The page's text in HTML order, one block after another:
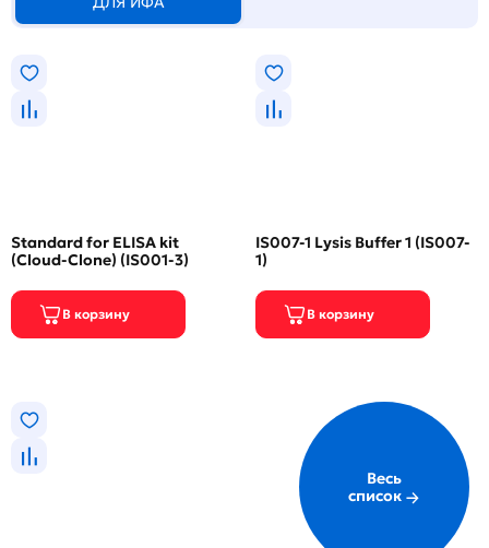
Standard for ELISA kit
(Cloud-Clone) (IS001-3)
IS007-1 Lysis Buffer 1 (IS007-
1)
Весь
список